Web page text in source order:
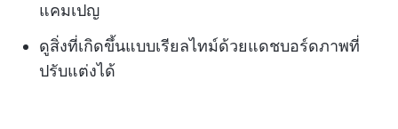
แคมเปญ
ดูสิ่งที่เกิดขึ้นแบบเรียลไทม์ด้วยแดชบอร์ดภาพที่
ปรับแต่งได้